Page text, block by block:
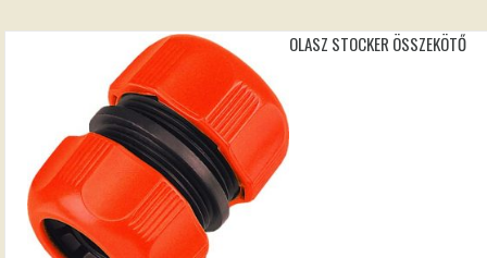
OLASZ STOCKER ÖSSZEKÖTŐ